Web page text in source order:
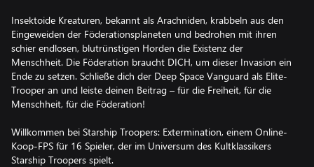
Insektoide Kreaturen, bekannt als Arachniden, krabbeln aus den
Eingeweiden der Föderationsplaneten und bedrohen mit ihren
schier endlosen, blutrünstigen Horden die Existenz der
Menschheit. Die Föderation braucht DICH, um dieser Invasion ein
Ende zu setzen. Schließe dich der Deep Space Vanguard als Elite-
Trooper an und leiste deinen Beitrag – für die Freiheit, für die
Menschheit, für die Föderation!
Willkommen bei Starship Troopers: Extermination, einem Online-
Koop-FPS für 16 Spieler, der im Universum des Kultklassikers
Starship Troopers spielt.